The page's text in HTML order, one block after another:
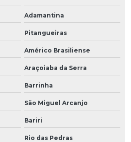
Adamantina
Pitangueiras
Américo Brasiliense
Araçoiaba da Serra
Barrinha
São Miguel Arcanjo
Bariri
Rio das Pedras